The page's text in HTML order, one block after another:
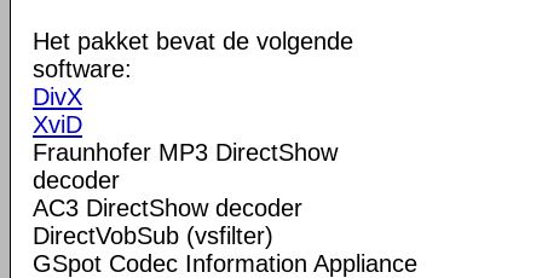
Het pakket bevat de volgende
software:
DivX
XviD
Fraunhofer MP3 DirectShow
decoder
AC3 DirectShow decoder
DirectVobSub (vsfilter)
GSpot Codec Information Appliance